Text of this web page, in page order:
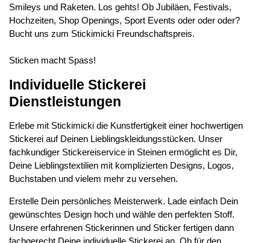
Smileys und Raketen. Los gehts! Ob Jubiläen, Festivals,
Hochzeiten, Shop Openings, Sport Events oder oder oder?
Bucht uns zum Stickimicki Freundschaftspreis.
Sticken macht Spass!
Individuelle Stickerei
Dienstleistungen
Erlebe mit Stickimicki die Kunstfertigkeit einer hochwertigen
Stickerei auf Deinen Lieblingskleidungsstücken. Unser
fachkundiger Stickereiservice in Steinen ermöglicht es Dir,
Deine Lieblingstextilien mit komplizierten Designs, Logos,
Buchstaben und vielem mehr zu versehen.
Erstelle Dein persönliches Meisterwerk. Lade einfach Dein
gewünschtes Design hoch und wähle den perfekten Stoff.
Unsere erfahrenen Stickerinnen und Sticker fertigen dann
fachgerecht Deine individuelle Stickerei an. Ob für den